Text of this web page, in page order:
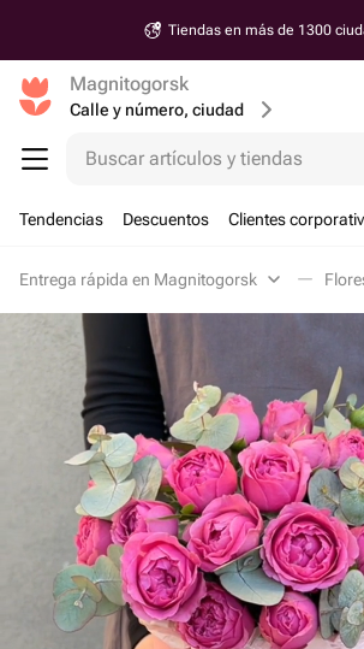
Tiendas en más de 1300
Magnitogorsk
Calle y número, ciudad
Buscar artículos y tiendas
Tendencias Descuentos Clientes
Entrega rápida en Magnitogorsk